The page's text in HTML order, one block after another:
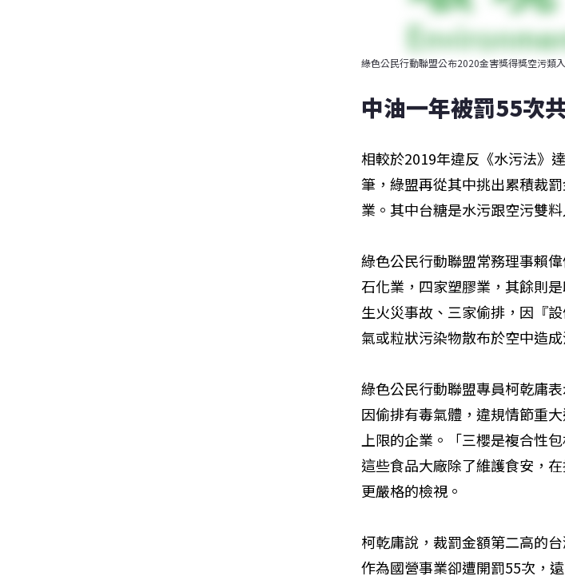
綠色公民行動聯盟公布2020金害獎得獎空污類
中油一年被罰55次
相較於2019年違反《水污法》
筆，綠盟再從其中挑出累積裁
業。其中台糖是水污跟空污雙料
綠色公民行動聯盟常務理事賴
石化業，四家塑膠業，其餘則
生火災事故、三家偷排，因『
氣或粒狀污染物散布於空中造成
綠色公民行動聯盟專員柯乾庸
因偷排有毒氣體，違規情節重
上限的企業。「三櫻是複合性
這些食品大廠除了維護食安，
更嚴格的檢視。
柯乾庸說，裁罰金額第二高的
作為國營事業卻遭開罰55次，